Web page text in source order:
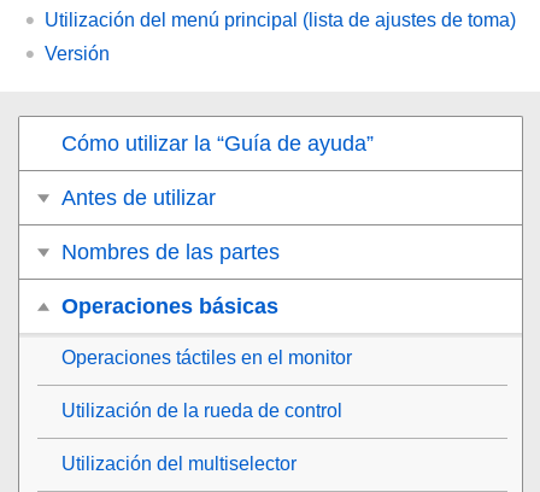
Utilización del menú principal (lista de ajustes de toma)
Versión
Cómo utilizar la “Guía de ayuda”
Antes de utilizar
Nombres de las partes
Operaciones básicas
Operaciones táctiles en el monitor
Utilización de la rueda de control
Utilización del multiselector